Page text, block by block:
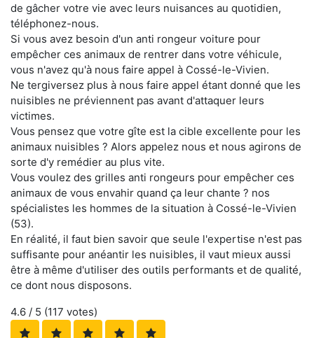
de gâcher votre vie avec leurs nuisances au quotidien,
téléphonez-nous.
Si vous avez besoin d'un anti rongeur voiture pour
empêcher ces animaux de rentrer dans votre véhicule,
vous n'avez qu'à nous faire appel à Cossé-le-Vivien.
Ne tergiversez plus à nous faire appel étant donné que les
nuisibles ne préviennent pas avant d'attaquer leurs
victimes.
Vous pensez que votre gîte est la cible excellente pour les
animaux nuisibles ? Alors appelez nous et nous agirons de
sorte d'y remédier au plus vite.
Vous voulez des grilles anti rongeurs pour empêcher ces
animaux de vous envahir quand ça leur chante ? nos
spécialistes les hommes de la situation à Cossé-le-Vivien
(53).
En réalité, il faut bien savoir que seule l'expertise n'est pas
suffisante pour anéantir les nuisibles, il vaut mieux aussi
être à même d'utiliser des outils performants et de qualité,
ce dont nous disposons.
4.6 / 5 (117 votes)